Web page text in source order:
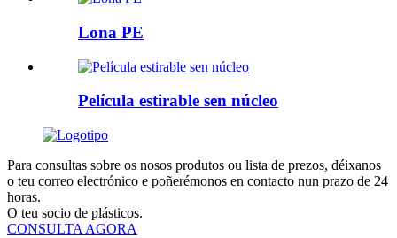
Lona PE
Película estirable sen núcleo
Para consultas sobre os nosos produtos ou lista de prezos, déixanos
o teu correo electrónico e poñerémonos en contacto nun prazo de 24
horas.
O teu socio de plásticos.
CONSULTA AGORA